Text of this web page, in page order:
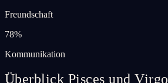
Freundschaft
78%
Kommunikation
Überblick Pisces und Virgo